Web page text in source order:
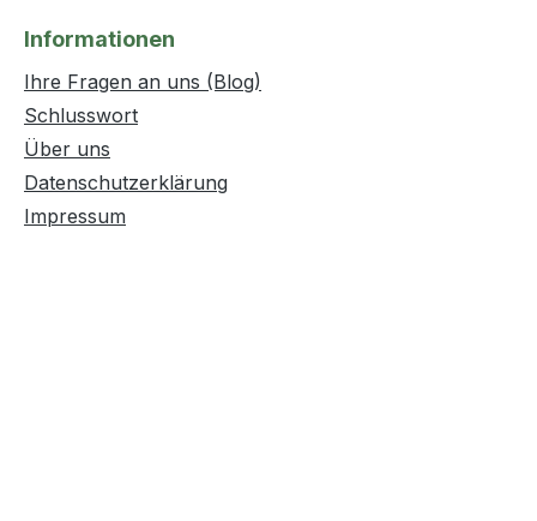
Informationen
Ihre Fragen an uns (Blog)
Schlusswort
Über uns
Datenschutzerklärung
Impressum